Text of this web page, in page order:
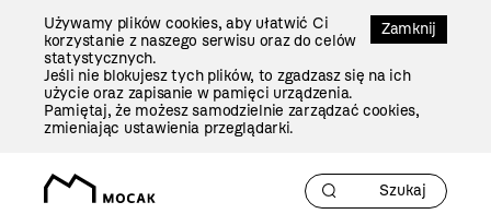
Zamknij
Używamy plików cookies, aby ułatwić Ci
korzystanie z naszego serwisu oraz do celów
statystycznych.
Jeśli nie blokujesz tych plików, to zgadzasz się na ich
użycie oraz zapisanie w pamięci urządzenia.
Pamiętaj, że możesz samodzielnie zarządzać cookies,
zmieniając ustawienia przeglądarki.